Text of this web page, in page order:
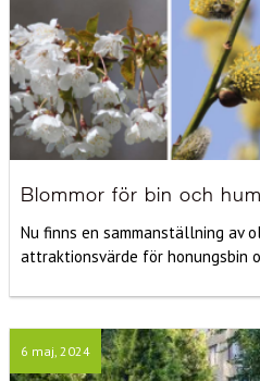
Blommor för bin och
Nu finns en sammanställning av
attraktionsvärde för honungsbin
6 maj, 2024